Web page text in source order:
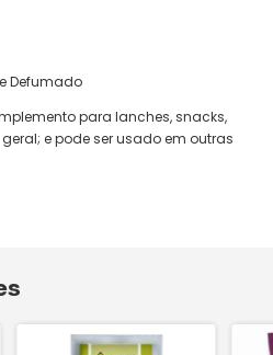
Defumado
para lanches, snacks,
e pode ser usado em outras